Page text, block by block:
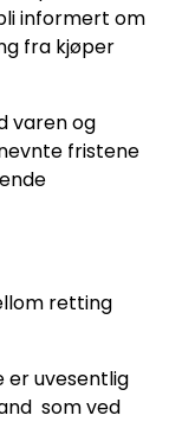
informert om
fra kjøper
varen og
fristene
retting
er uvesentlig
som ved